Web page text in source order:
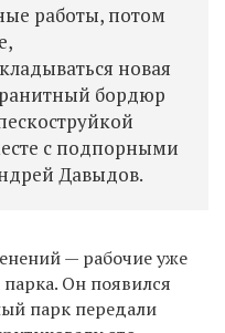
работы, потом
новая
бордюр
с подпорными
Давыдов.
— рабочие уже
Он появился
парк передали